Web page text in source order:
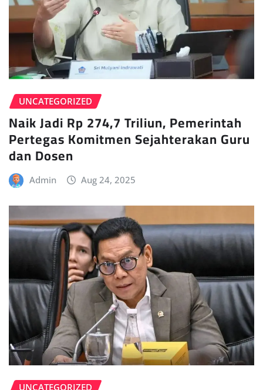
UNCATEGORIZED
Naik Jadi Rp 274,7 Triliun, Pemerintah
Pertegas Komitmen Sejahterakan Guru
dan Dosen
Admin Aug 24, 2025
UNCATEGORIZED